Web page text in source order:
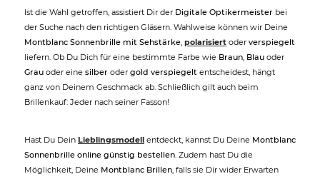
Ist die Wahl getroffen, assistiert Dir der Digitale Optikermeister bei
der Suche nach den richtigen Gläsern. Wahlweise können wir Deine
Montblanc Sonnenbrille mit Sehstärke, polarisiert oder verspiegelt
liefern. Ob Du Dich für eine bestimmte Farbe wie Braun, Blau oder
Grau oder eine silber oder gold verspiegelt entscheidest, hängt
ganz von Deinem Geschmack ab. Schließlich gilt auch beim
Brillenkauf: Jeder nach seiner Fasson!
Hast Du Dein Lieblingsmodell entdeckt, kannst Du Deine Montblanc
Sonnenbrille online günstig bestellen. Zudem hast Du die
Möglichkeit, Deine Montblanc Brillen, falls sie Dir wider Erwarten